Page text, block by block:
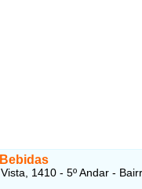
1410 - 5º Andar -